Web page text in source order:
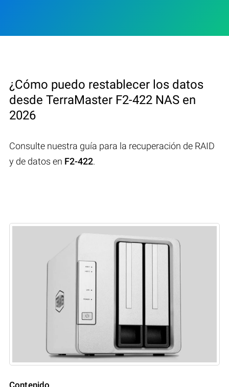
¿Cómo puedo restablecer los datos
desde TerraMaster F2-422 NAS en
2026
Consulte nuestra guía para la recuperación de RAID
y de datos en F2-422.